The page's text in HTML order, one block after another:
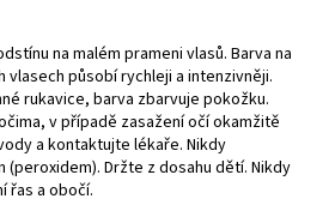
na malém prameni vlasů. Barva na
vlasech působí rychleji a intenzivněji.
rukavice, barva zbarvuje pokožku.
v případě zasažení očí okamžitě
a kontaktujte lékaře. Nikdy
(peroxidem). Držte z dosahu dětí. Nikdy
řas a obočí.